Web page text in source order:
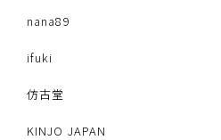
nana89
ifuki
仿古堂
KINJO JAPAN